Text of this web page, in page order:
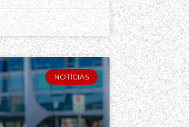
NOTÍCIAS